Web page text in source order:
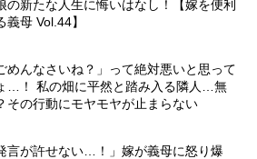
の新たな人生に悔いはなし！【嫁を便利
義母 Vol.44】
めんなさいね？」って絶対悪いと思って
…！ 私の畑に平然と踏み入る隣人…無
その行動にモヤモヤが止まらない
言が許せない…！」嫁が義母に怒り爆